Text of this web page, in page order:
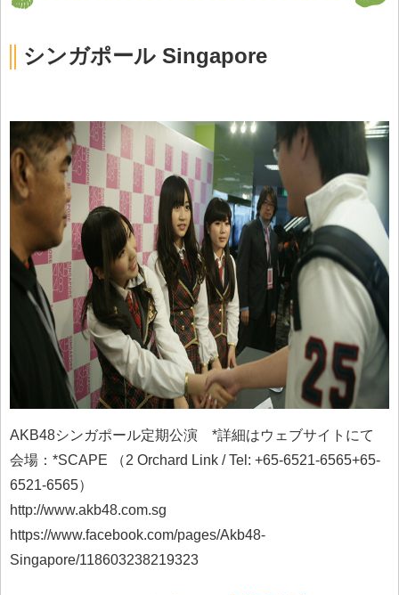
シンガポール Singapore
AKB48シンガポール定期公演 *詳細はウェブサイトにて
会場：*SCAPE （2 Orchard Link / Tel: +65-6521-6565+65-
6521-6565）
http://www.akb48.com.sg
https://www.facebook.com/pages/Akb48-
Singapore/118603238219323